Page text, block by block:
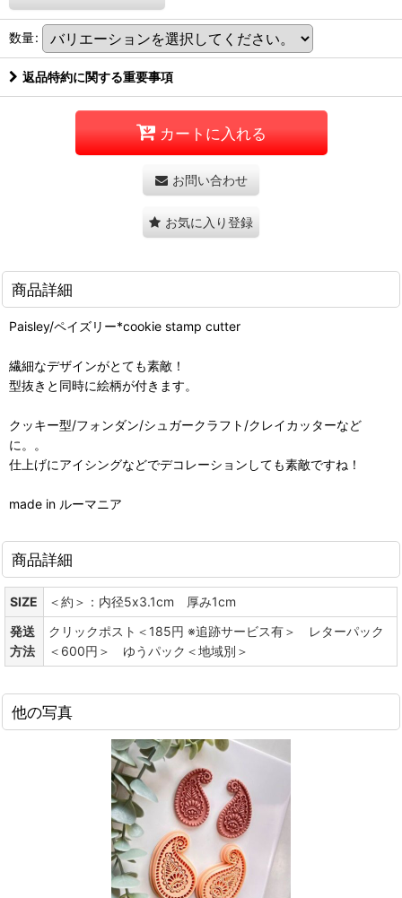
数量:
返品特約に関する重要事項
カートに入れる
お問い合わせ
お気に入り登録
商品詳細
Paisley/ペイズリー*cookie stamp cutter
繊細なデザインがとても素敵！
型抜きと同時に絵柄が付きます。
クッキー型/フォンダン/シュガークラフト/クレイカッターなど
に。。
仕上げにアイシングなどでデコレーションしても素敵ですね！
made in ルーマニア
商品詳細
SIZE
＜約＞：内径5x3.1cm 厚み1cm
発送
方法
クリックポスト＜185円 ※追跡サービス有＞ レターパック
＜600円＞ ゆうパック＜地域別＞
他の写真